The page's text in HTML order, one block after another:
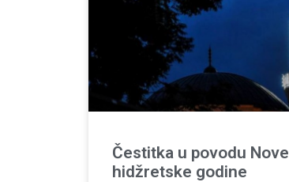
Čestitka u povodu Nove
hidžretske godine